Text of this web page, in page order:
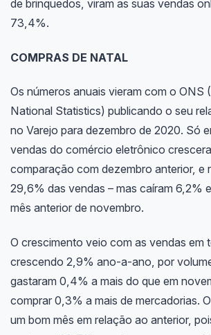
de brinquedos, viram as suas vendas
73,4%.
COMPRAS DE NATAL
Os números anuais vieram com o ONS
National Statistics) publicando o seu
no Varejo para dezembro de 2020. Só
vendas do comércio eletrônico
comparação com dezembro anterior, e
29,6% das vendas – mas caíram 6,2%
mês anterior de novembro.
O crescimento veio com as vendas em
crescendo 2,9% ano-a-ano, por
gastaram 0,4% a mais do que em
comprar 0,3% a mais de mercadorias.
um bom mês em relação ao anterior,